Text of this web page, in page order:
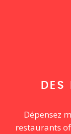
DES
Dépensez
restaurants